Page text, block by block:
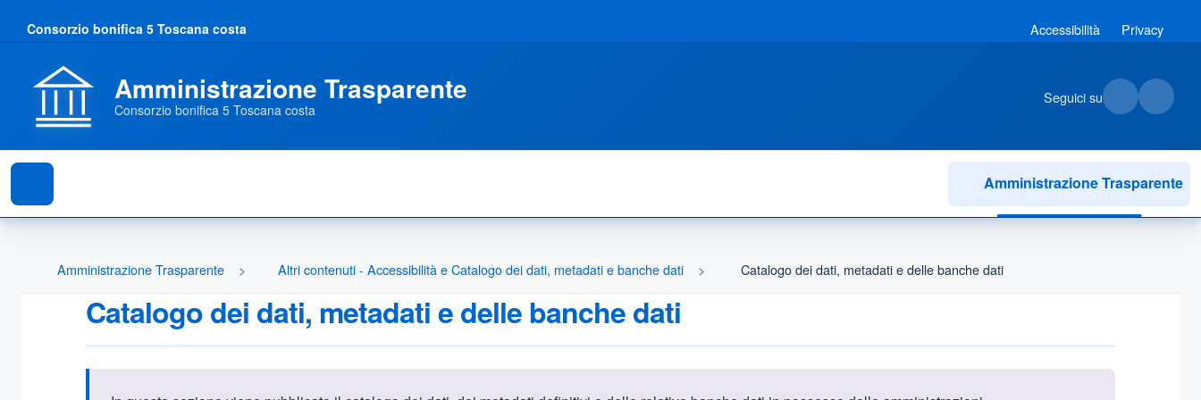
Consorzio bonifica 5 Toscana costa Accessibilità Privacy
Amministrazione Trasparente
Consorzio bonifica 5 Toscana costa
Seguici su
Amministrazione Trasparente
Amministrazione Trasparente Altri contenuti - Accessibilità e Catalogo dei dati, metadati e banche dati Catalogo dei dati, metadati e delle banche dati
Catalogo dei dati, metadati e delle banche dati